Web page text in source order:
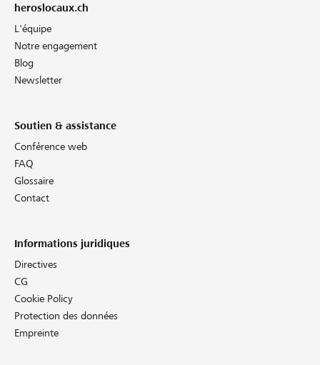
heroslocaux.ch
L'équipe
Notre engagement
Blog
Newsletter
Soutien & assistance
Conférence web
FAQ
Glossaire
Contact
Informations juridiques
Directives
CG
Cookie Policy
Protection des données
Empreinte